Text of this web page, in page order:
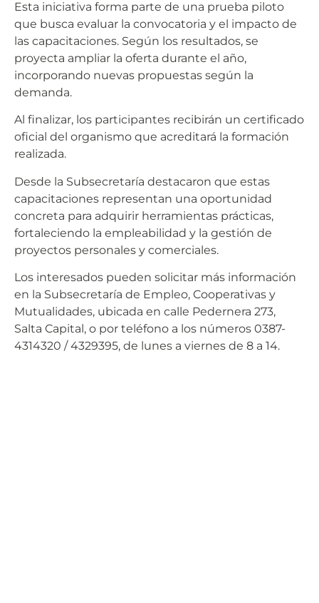
Esta iniciativa forma parte de una prueba piloto
que busca evaluar la convocatoria y el impacto de
las capacitaciones. Según los resultados, se
proyecta ampliar la oferta durante el año,
incorporando nuevas propuestas según la
demanda.
Al finalizar, los participantes recibirán un certificado
oficial del organismo que acreditará la formación
realizada.
Desde la Subsecretaría destacaron que estas
capacitaciones representan una oportunidad
concreta para adquirir herramientas prácticas,
fortaleciendo la empleabilidad y la gestión de
proyectos personales y comerciales.
Los interesados pueden solicitar más información
en la Subsecretaría de Empleo, Cooperativas y
Mutualidades, ubicada en calle Pedernera 273,
Salta Capital, o por teléfono a los números 0387-
4314320 / 4329395, de lunes a viernes de 8 a 14.